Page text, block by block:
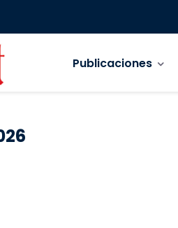
Publicaciones